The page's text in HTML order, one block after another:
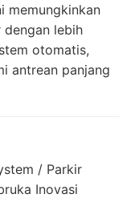
memungkinkan
dengan lebih
otomatis,
antrean panjang
/ Parkir
Inovasi